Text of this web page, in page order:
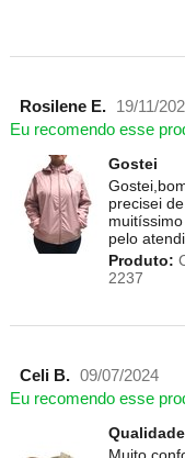
Rosilene E.
19/11/
Eu recomendo esse
Gostei
precisei
pelo
Produto:
2237
Celi B. 09/07/2024
Eu recomendo esse